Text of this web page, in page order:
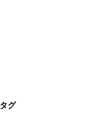
タグ